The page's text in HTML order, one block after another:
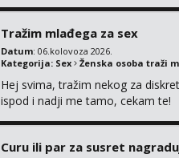
Tražim mlađega za sex
Datum: 06.kolovoza 2026.
Kategorija: Sex Ženska osoba traži
Hej svima, tražim nekog za
ispod i nadji me tamo, cekam te!
Curu ili par za susret